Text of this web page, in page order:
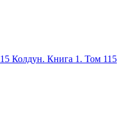
Колдун. Книга 1. Том 115